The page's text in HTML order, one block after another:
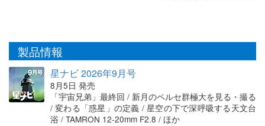
製品情報
星ナビ 2026年9月号
8月5日 発売
「宇宙兄弟」最終回 / 新月のペルセ群極大を見る・撮る
/ 変わる「惑星」の定義 / 星空の下で深呼吸する天文台
浴 / TAMRON 12-20mm F2.8 / ほか